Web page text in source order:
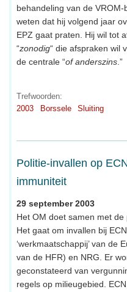
behandeling van de
weten dat hij volgend jaar
EPZ gaat praten. Hij wil tot
“zonodig“ die afspraken wil
de centrale “of anderszins .”
Trefwoorden:
2003
Borssele Sluiting
Politie-invallen op
immuniteit
29 september 2003
Het OM doet samen met de
Het gaat om invallen bij
‘werkmaatschappij’ van de
van de HFR) en NRG. Er
geconstateerd van
regels op milieugebied.